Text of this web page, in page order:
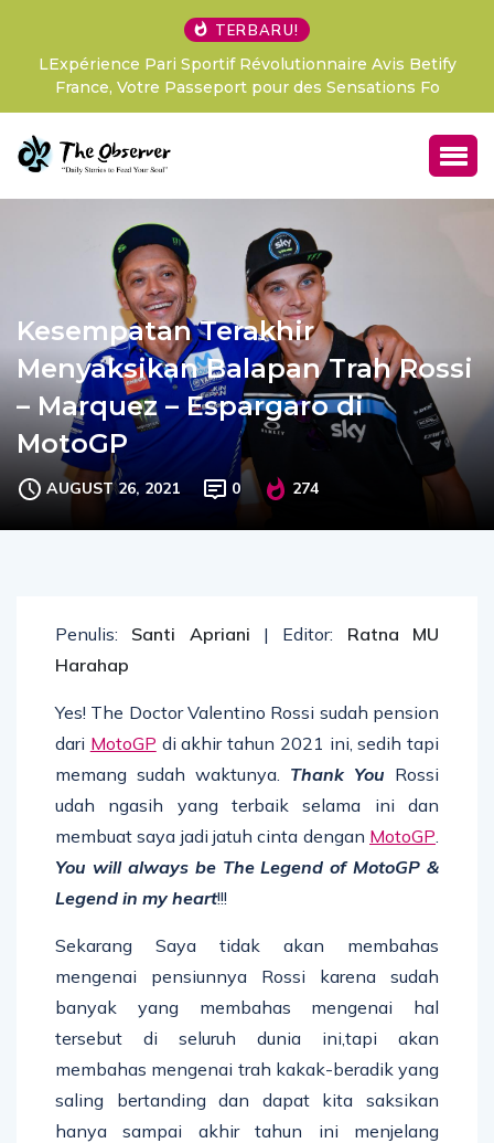
TERBARU!
LExpérience Pari Sportif Révolutionnaire Avis Betify
France, Votre Passeport pour des Sensations Fo
Kesempatan Terakhir
Menyaksikan Balapan Trah Rossi
– Marquez – Espargaro di
MotoGP
AUGUST 26, 2021 0 274
Penulis: Santi Apriani | Editor: Ratna MU
Harahap
Yes! The Doctor Valentino Rossi sudah pension
dari MotoGP di akhir tahun 2021 ini, sedih tapi
memang sudah waktunya. Thank You Rossi
udah ngasih yang terbaik selama ini dan
membuat saya jadi jatuh cinta dengan MotoGP
You will always be The Legend of MotoGP &
Legend in my heart!!!
Sekarang Saya tidak akan membahas
mengenai pensiunnya Rossi karena sudah
banyak yang membahas mengenai hal
tersebut di seluruh dunia ini,tapi akan
membahas mengenai trah kakak-beradik yang
saling bertanding dan dapat kita saksikan
hanya sampai akhir tahun ini menjelang